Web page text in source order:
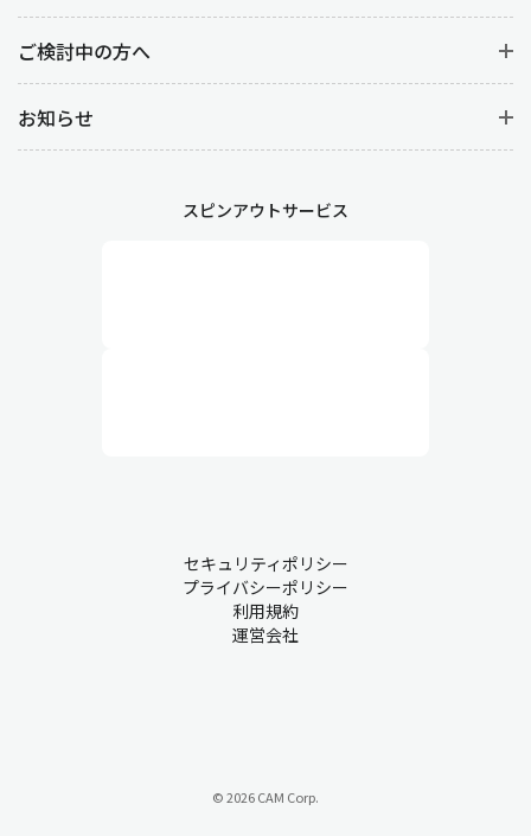
ご検討中の方へ
お知らせ
スピンアウトサービス
セキュリティポリシー
プライバシーポリシー
利用規約
運営会社
© 2026 CAM Corp.